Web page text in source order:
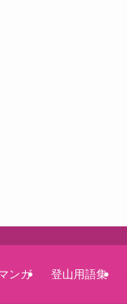
ンガ 登山用語集